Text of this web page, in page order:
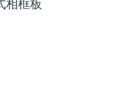
相框板